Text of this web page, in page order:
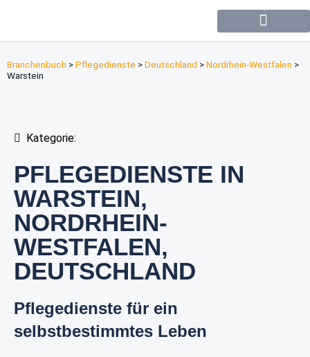
Branchenbuch >Pflegedienste >Deutschland >Nordrhein-Westfalen >
Warstein
Kategorie:
PFLEGEDIENSTE IN
WARSTEIN,
NORDRHEIN-
WESTFALEN,
DEUTSCHLAND
Pflegedienste für ein
selbstbestimmtes Leben